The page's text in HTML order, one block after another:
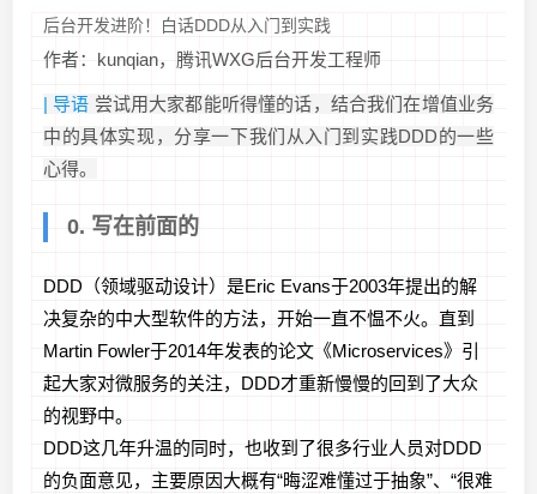
后台开发进阶！白话DDD从入门到实践
作者：kunqian，腾讯WXG后台开发工程师
| 导语 尝试用大家都能听得懂的话，结合我们在增值业务
中的具体实现，分享一下我们从入门到实践DDD的一些
心得。
0. 写在前面的
DDD（领域驱动设计）是Eric Evans于2003年提出的解
决复杂的中大型软件的方法，开始一直不愠不火。直到
Martin Fowler于2014年发表的论文《Microservices》引
起大家对微服务的关注，DDD才重新慢慢的回到了大众
的视野中。
DDD这几年升温的同时，也收到了很多行业人员对DDD
的负面意见，主要原因大概有“晦涩难懂过于抽象”、“很难